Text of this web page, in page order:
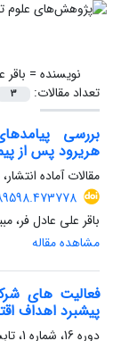
نویسنده =
تعداد مقالات:
3
بررسی
هریرود پس از پیمان
مقالات آماده
باقر علی عادل فر،
مشاهده مقاله
فعالیت های
پیشبرد اهداف
دوره 16، شماره 1، تابستان 1403، صفحه